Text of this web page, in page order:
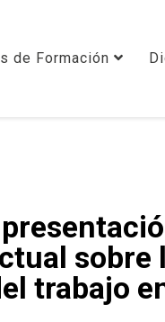
de Formación
trabajo